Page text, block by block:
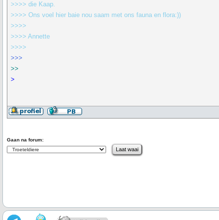
>>>> die Kaap.
>>>> Ons voel hier baie nou saam met ons fauna en flora:))
>>>>
>>>> Annette
>>>>
>>>
>>
>
Gaan na forum: